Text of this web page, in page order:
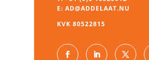
E: AD@ADDELAAT.NU
KVK 80522815